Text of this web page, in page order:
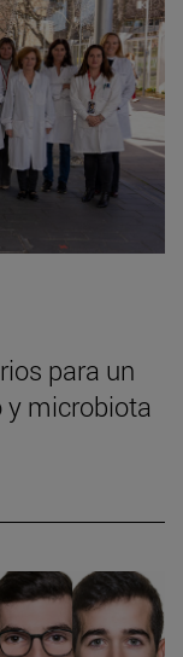
para un
y microbiota